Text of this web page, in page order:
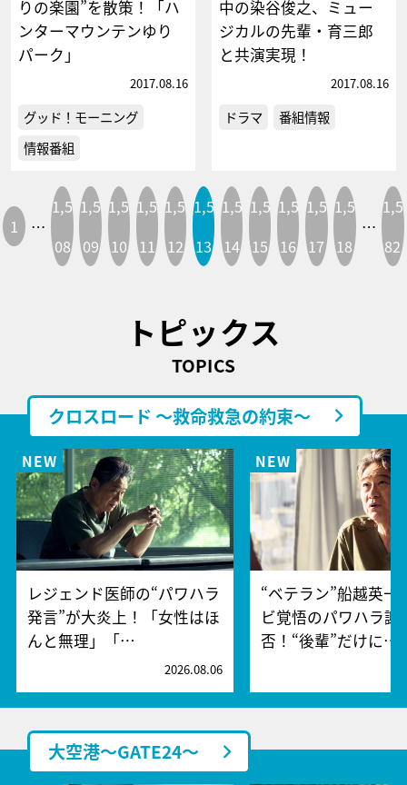
りの楽園”を散策！「ハ
ンターマウンテンゆり
パーク」
2017.08.16
グッド！モーニング
情報番組
中の染谷俊之、ミュー
ジカルの先輩・育三郎
と共演実現！
2017.08.16
ドラマ 番組情報
1 …
1,5
08
1,5
09
1,5
10
1,5
11
1,5
12
1,5
13
1,5
14
1,5
15
1,5
16
1,5
17
1,5
18
…
1,5
82
トピックス
TOPICS
クロスロード ～救命救急の約束～
レジェンド医師の“パワハラ
発言”が大炎上！「女性はほ
んと無理」「…
2026.08.06
“ベテラン”船越英一
ビ覚悟のパワハラ謝
否！“後輩”だけに…
大空港～GATE24～